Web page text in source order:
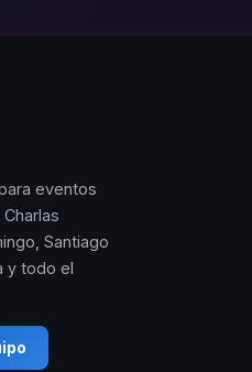
eventos
Santiago
y todo el